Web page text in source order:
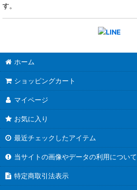
す。
ホーム
ショッピングカート
マイページ
お気に入り
最近チェックしたアイテム
当サイトの画像やデータの利用について
特定商取引法表示